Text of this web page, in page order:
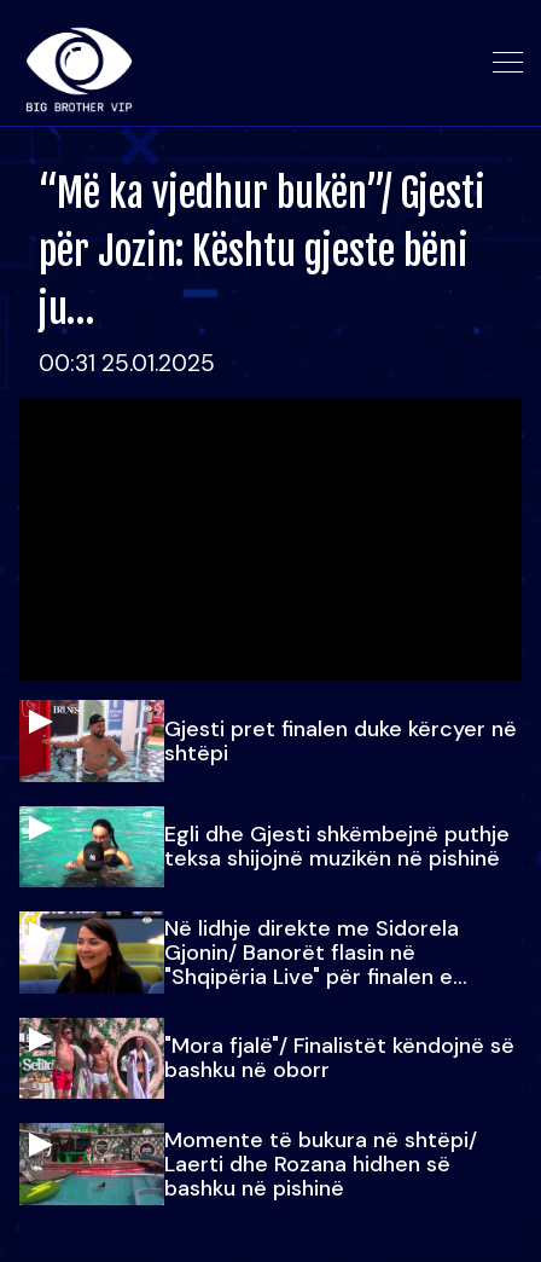
“Më ka vjedhur bukën”/ Gjesti
për Jozin: Kështu gjeste bëni
ju…
00:31 25.01.2025
Gjesti pret finalen duke kërcyer në
shtëpi
Egli dhe Gjesti shkëmbejnë puthje
teksa shijojnë muzikën në pishinë
Në lidhje direkte me Sidorela
Gjonin/ Banorët flasin në
"Shqipëria Live" për finalen e
"Mora fjalë"/ Finalistët këndojnë së
bashku në oborr
Momente të bukura në shtëpi/
Laerti dhe Rozana hidhen së
bashku në pishinë